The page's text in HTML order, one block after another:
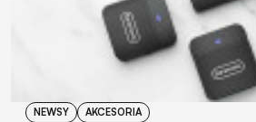
NEWSY AKCESORIA